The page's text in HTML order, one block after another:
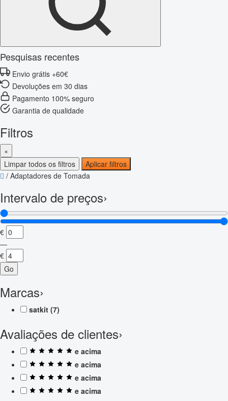
Pesquisas recentes
Envio grátis +60€
Devoluções em 30 dias
Pagamento 100% seguro
Garantia de qualidade
Filtros
×
Limpar todos os filtros
Aplicar filtros
/ Adaptadores de Tomada
Intervalo de preços›
€
—
€
Go
Marcas›
satkit (7)
Avaliações de clientes›
e acima
e acima
e acima
e acima